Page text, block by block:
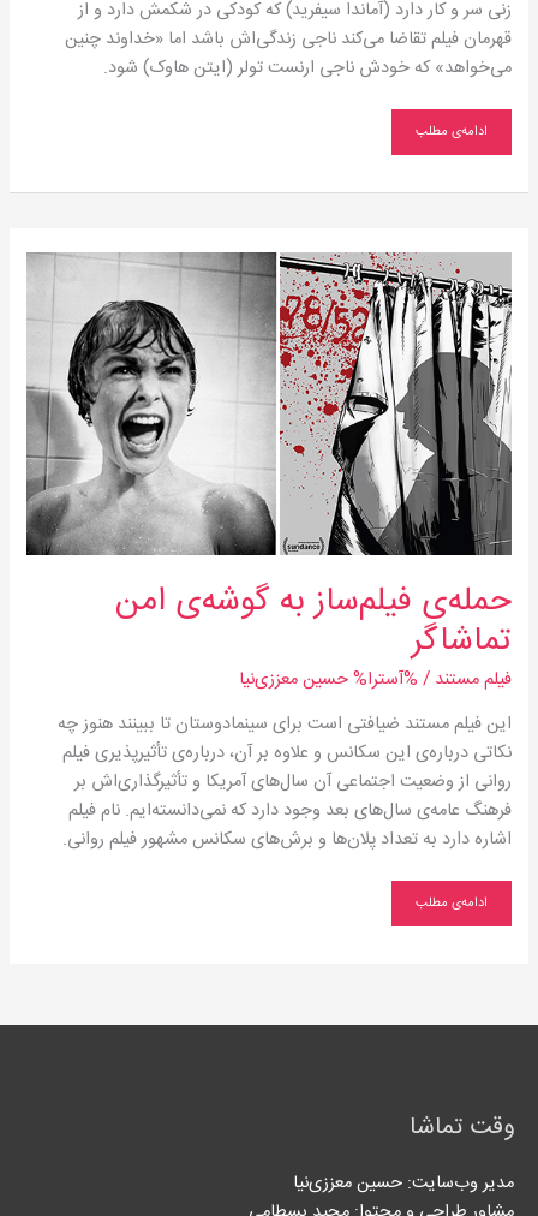
زنی سر و کار دارد (آماندا سیفرید) که کودکی در شکمش دارد و از
قهرمان فیلم تقاضا می‌کند ناجی زندگی‌اش باشد اما «خداوند چنین
می‌خواهد» که خودش ناجی ارنست تولر (ایتن هاوک) شود.
ادامه‌ی مطلب
حمله‌ی فیلم‌ساز به گوشه‌ی امن
تماشاگر
فیلم مستند / %آسترا%حسین معززی‌نیا
این فیلم مستند ضیافتی است برای سینمادوستان تا ببینند هنوز چه
نکاتی درباره‌ی این سکانس و علاوه بر آن، درباره‌ی تأثیرپذیری فیلم
روانی از وضعیت اجتماعی آن سال‌های آمریکا و تأثیرگذاری‌اش بر
فرهنگ عامه‌ی سال‌های بعد وجود دارد که نمی‌دانسته‌ایم. نام فیلم
اشاره دارد به تعداد پلان‌ها و برش‌های سکانس مشهور فیلم روانی.
حمله‌ی
فیلم‌ساز
به
گوشه‌ی
امن
تماشاگر
ادامه‌ی مطلب
وقت تماشا
مدیر وب‌سایت: حسین معززی‌نیا